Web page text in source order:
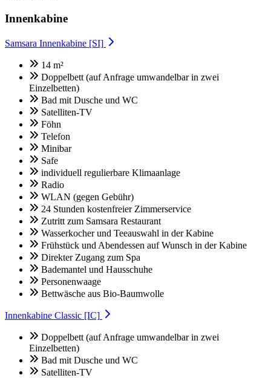
Innenkabine
Samsara Innenkabine [SI]
14 m²
Doppelbett (auf Anfrage umwandelbar in zwei
Einzelbetten)
Bad mit Dusche und WC
Satelliten-TV
Föhn
Telefon
Minibar
Safe
individuell regulierbare Klimaanlage
Radio
WLAN (gegen Gebühr)
24 Stunden kostenfreier Zimmerservice
Zutritt zum Samsara Restaurant
Wasserkocher und Teeauswahl in der Kabine
Frühstück und Abendessen auf Wunsch in der Kabine
Direkter Zugang zum Spa
Bademantel und Hausschuhe
Personenwaage
Bettwäsche aus Bio-Baumwolle
Innenkabine Classic [IC]
Doppelbett (auf Anfrage umwandelbar in zwei
Einzelbetten)
Bad mit Dusche und WC
Satelliten-TV